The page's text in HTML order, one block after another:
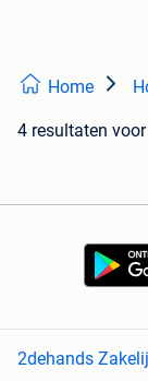
Home
4 resultaten
2dehands